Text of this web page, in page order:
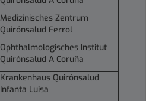
Medizinisches Zentrum
Quirónsalud Ferrol
Ophthalmologisches Institut
Quirónsalud A Coruña
Krankenhaus Quirónsalud
Infanta Luisa